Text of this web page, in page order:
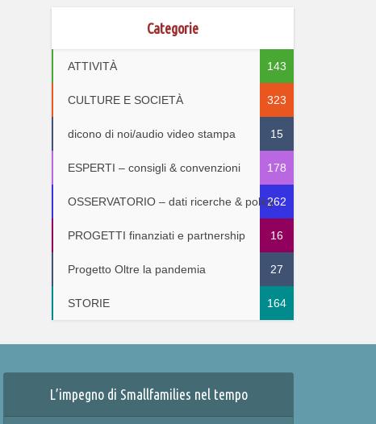
Categorie
ATTIVITÀ 143
CULTURE E SOCIETÀ 323
dicono di noi/audio video stampa 15
ESPERTI – consigli & convenzioni 178
OSSERVATORIO – dati ricerche & policy262
PROGETTI finanziati e partnership 16
Progetto Oltre la pandemia 27
STORIE 164
L’impegno di Smallfamilies nel tempo